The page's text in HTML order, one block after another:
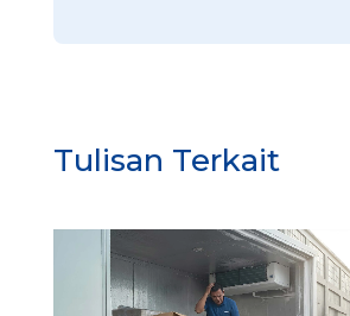
Tulisan Terkait